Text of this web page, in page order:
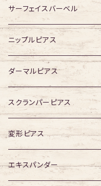
ジュエル有り
ジュエル有り
ジュエル無し
ジュエル有り
サーフェイスバーベル
ジュエル無し
ジュエル有り
ニップルピアス
ジュエル無し
ジュエル有り
ダーマルピアス
スクランパーピアス
16G
14G
変形ピアス
ジュエル無し
エキスパンダー